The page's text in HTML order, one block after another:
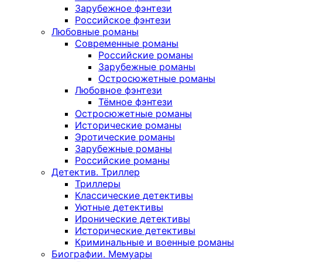
Зарубежное фэнтези
Российское фэнтези
Любовные романы
Современные романы
Российские романы
Зарубежные романы
Остросюжетные романы
Любовное фэнтези
Тёмное фэнтези
Остросюжетные романы
Исторические романы
Эротические романы
Зарубежные романы
Российские романы
Детектив. Триллер
Триллеры
Классические детективы
Уютные детективы
Иронические детективы
Исторические детективы
Криминальные и военные романы
Биографии. Мемуары